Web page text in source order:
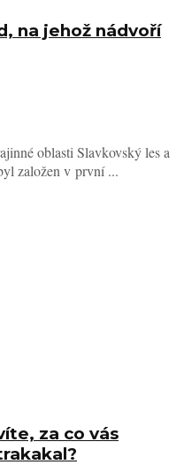
na jehož nádvoří
oblasti Slavkovský les a
založen v první ...
za co vás